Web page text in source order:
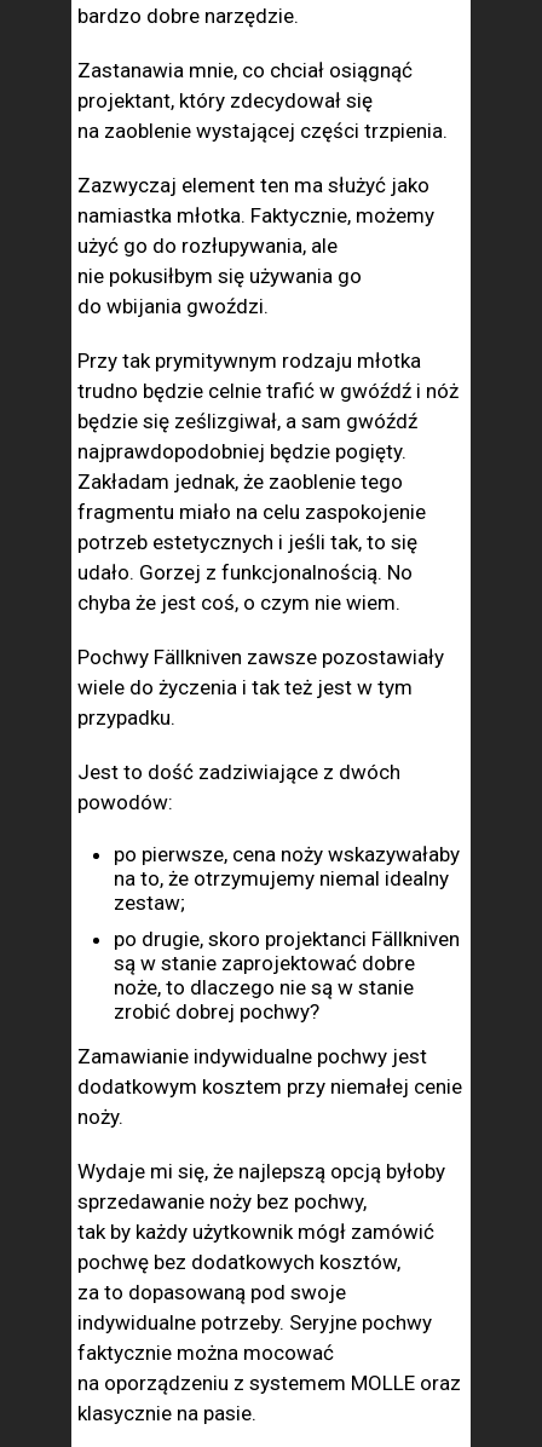
bardzo dobre narzędzie.
Zastanawia mnie, co chciał osiągnąć
projektant, który zdecydował się
na zaoblenie wystającej części trzpienia.
Zazwyczaj element ten ma służyć jako
namiastka młotka. Faktycznie, możemy
użyć go do rozłupywania, ale
nie pokusiłbym się używania go
do wbijania gwoździ.
Przy tak prymitywnym rodzaju młotka
trudno będzie celnie trafić w gwóźdź i nóż
będzie się ześlizgiwał, a sam gwóźdź
najprawdopodobniej będzie pogięty.
Zakładam jednak, że zaoblenie tego
fragmentu miało na celu zaspokojenie
potrzeb estetycznych i jeśli tak, to się
udało. Gorzej z funkcjonalnością. No
chyba że jest coś, o czym nie wiem.
Pochwy Fällkniven zawsze pozostawiały
wiele do życzenia i tak też jest w tym
przypadku.
Jest to dość zadziwiające z dwóch
powodów:
po pierwsze, cena noży wskazywałaby
na to, że otrzymujemy niemal idealny
zestaw;
po drugie, skoro projektanci Fällkniven
są w stanie zaprojektować dobre
noże, to dlaczego nie są w stanie
zrobić dobrej pochwy?
Zamawianie indywidualne pochwy jest
dodatkowym kosztem przy niemałej cenie
noży.
Wydaje mi się, że najlepszą opcją byłoby
sprzedawanie noży bez pochwy,
tak by każdy użytkownik mógł zamówić
pochwę bez dodatkowych kosztów,
za to dopasowaną pod swoje
indywidualne potrzeby. Seryjne pochwy
faktycznie można mocować
na oporządzeniu z systemem MOLLE oraz
klasycznie na pasie.